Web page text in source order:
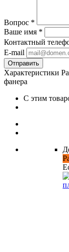
Вопрос *
Ваше имя *
Контактный
E-mail
Характеристики
фанера
С этим